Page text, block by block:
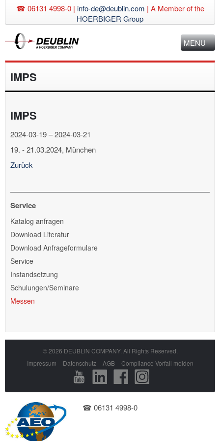
☎ 06131 4998-0 | info-de@deublin.com | A Member of the
HOERBIGER Group
MENU
IMPS
IMPS
2024-03-19 – 2024-03-21
19. - 21.03.2024, München
Zurück
Service
Navigation
überspringen
Katalog anfragen
Download Literatur
Download Anfrageformulare
Service
Instandsetzung
Schulungen/Seminare
Messen
© 2026 DEUBLIN COMPANY. All Rights Reserved.
Navigation
überspringen
Impressum Datenschutz AGB Compliance-Vorfall melden
☎ 06131 4998-0